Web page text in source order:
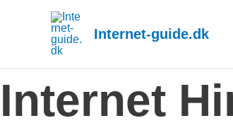
Internet-guide.dk
Internet